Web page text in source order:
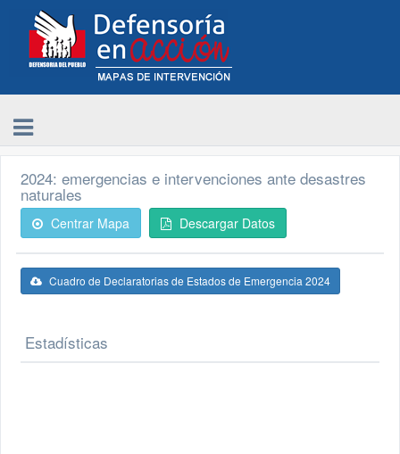
2024: emergencias e intervenciones ante desastres
naturales
Centrar Mapa Descargar Datos
Cuadro de Declaratorias de Estados de Emergencia 2024
Estadísticas